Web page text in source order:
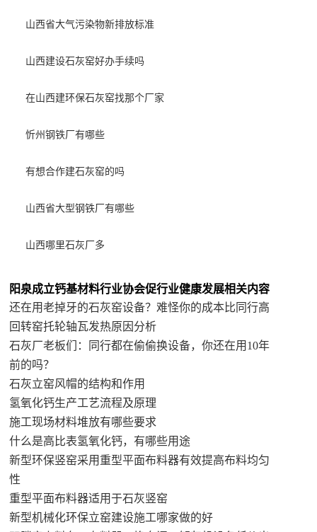
山西省大气污染物新排放标准
山西建设石灰窑好办手续吗
在山西建环保石灰窑找那个厂家
忻州钢铁厂有哪些
有想合作建石灰窑的吗
山西省大型钢铁厂有哪些
山西哪里石灰厂多
阳泉成立钙基材料行业协会促行业健康发展相关内容
还在用老掉牙的石灰窑设备？难怪你的成本比同行高
回转窑托轮轴瓦发热原因分析
石灰厂老板们：同行都在偷偷换设备，你还在用10年
前的吗？
石灰立窑风帽的结构和作用
氢氧化钙生产工艺流程及原理
施工现场材料堆放有哪些要求
什么是高比表氢氧化钙，有哪些用途
新型环保竖窑采用重型平面布料器有效提高布料均匀
性
重型平面布料器适用于石灰竖窑
新型机械化环保立窑建设施工哪家做的好